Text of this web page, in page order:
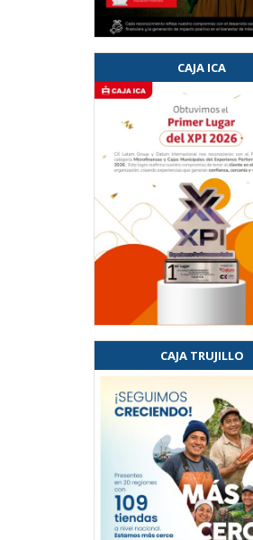
CAJA ICA
CAJA TRUJILLO